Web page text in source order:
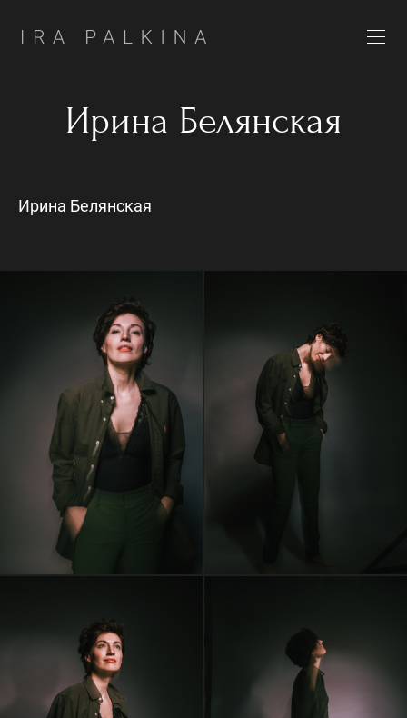
Ирина Белянская
Ирина Белянская